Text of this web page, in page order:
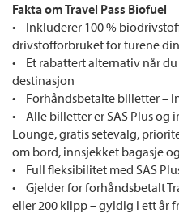
Fakta om Travel Pass Biofuel
• Inkluderer 100 %
drivstofforbruket for turene
• Et rabattert alternativ når du
destinasjon
• Forhåndsbetalte billetter –
• Alle billetter er SAS Plus og
Lounge, gratis setevalg,
om bord, innsjekket bagasje
• Full fleksibilitet med SAS
• Gjelder for forhåndsbetalt
eller 200 klipp – gyldig i ett år